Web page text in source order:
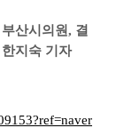
산시의원, 결
지숙 기자